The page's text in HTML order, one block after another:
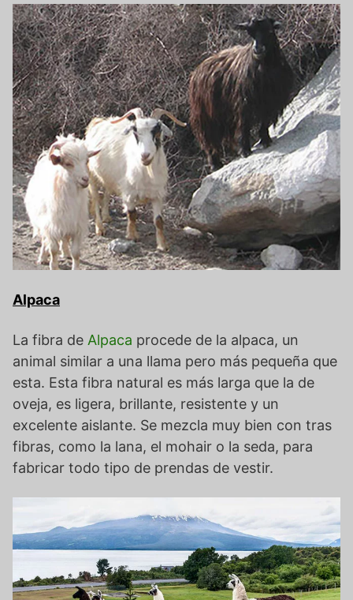
Alpaca
La fibra de Alpaca procede de la alpaca, un
animal similar a una llama pero más pequeña que
esta. Esta fibra natural es más larga que la de
oveja, es ligera, brillante, resistente y un
excelente aislante. Se mezcla muy bien con tras
fibras, como la lana, el mohair o la seda, para
fabricar todo tipo de prendas de vestir.